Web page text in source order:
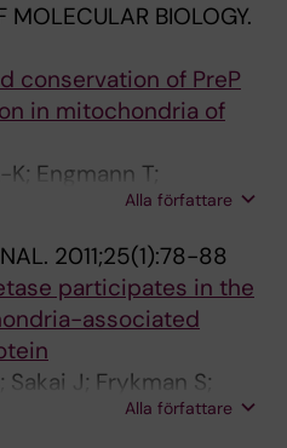
MOLECULAR BIOLOGY.
conservation of PreP
in mitochondria of
Engmann T;
Pavlov P; Meisinger C;
Alla författare
2011;25(1):78-88
participates in the
associated
Sakai J; Frykman S;
B; Ankarcrona MAlla författare